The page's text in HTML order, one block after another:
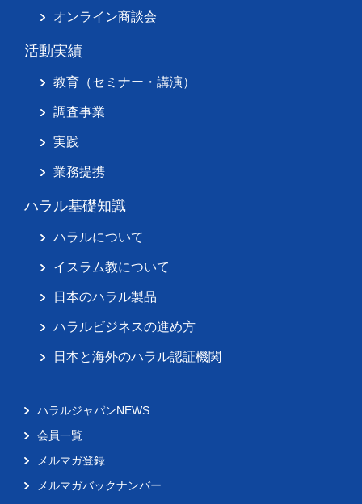
オンライン商談会
活動実績
教育（セミナー・講演）
調査事業
実践
業務提携
ハラル基礎知識
ハラルについて
イスラム教について
日本のハラル製品
ハラルビジネスの進め方
日本と海外のハラル認証機関
ハラルジャパンNEWS
会員一覧
メルマガ登録
メルマガバックナンバー